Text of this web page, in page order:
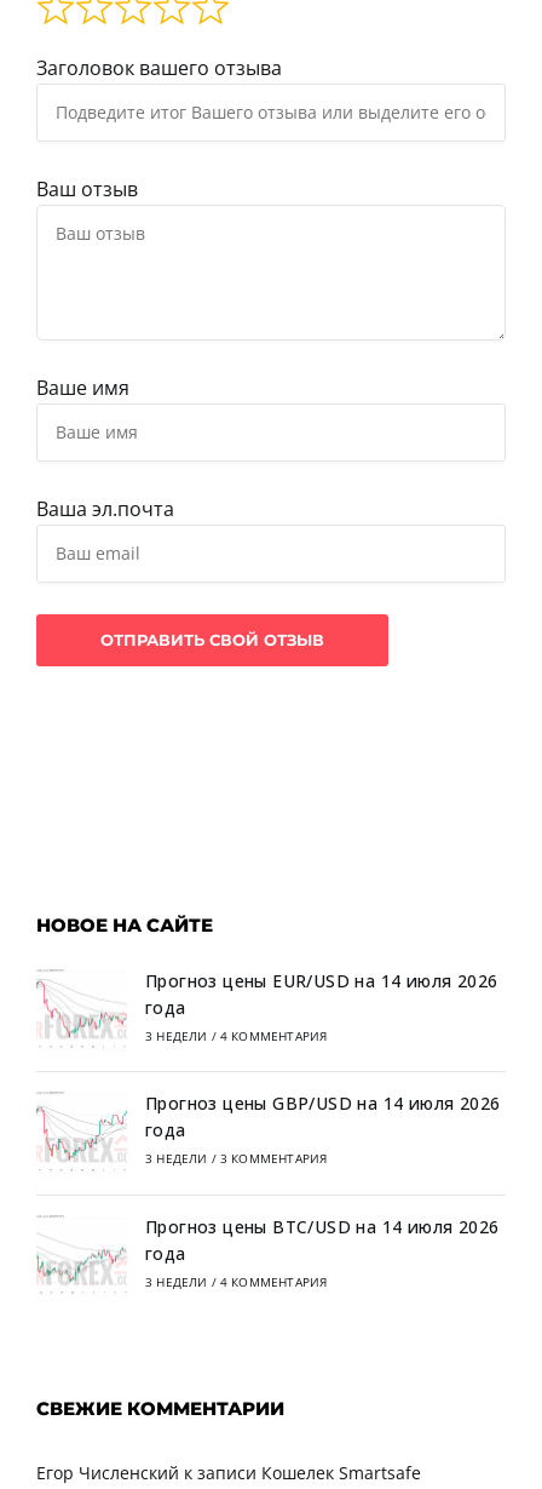
Заголовок вашего отзыва
Ваш отзыв
Ваше имя
Ваша эл.почта
НОВОЕ НА САЙТЕ
Прогноз цены EUR/USD на 14 июля 2026
года
3 НЕДЕЛИ / 4 КОММЕНТАРИЯ
Прогноз цены GBP/USD на 14 июля 2026
года
3 НЕДЕЛИ / 3 КОММЕНТАРИЯ
Прогноз цены BTC/USD на 14 июля 2026
года
3 НЕДЕЛИ / 4 КОММЕНТАРИЯ
СВЕЖИЕ КОММЕНТАРИИ
Егор Численский к записи Кошелек Smartsafe